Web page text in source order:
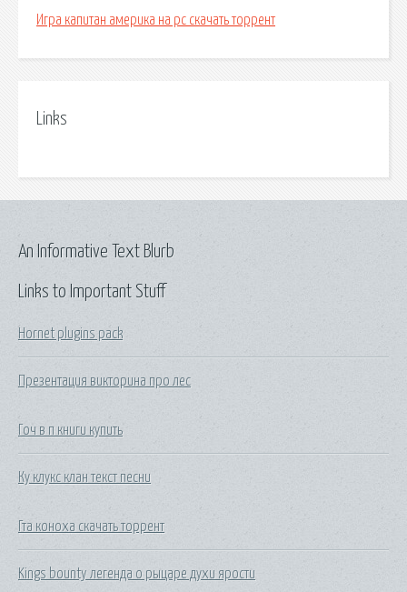
Игра капитан америка на pc скачать торрент
Links
Links to Important Stuff
Hornet plugins pack
Презентация викторина про лес
Гоч в п книги купить
Ку клукс клан текст песни
Гта коноха скачать торрент
Kings bounty легенда о рыцаре духи ярости
An Informative Text Blurb